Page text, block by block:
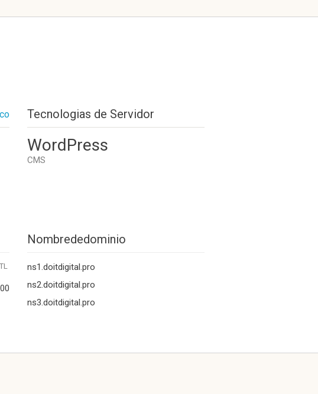
Tecnologias de Servidor
WordPress
CMS
Nombrededominio
ns1.doitdigital.pro
ns2.doitdigital.pro
ns3.doitdigital.pro